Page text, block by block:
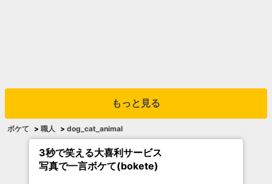
もっと見る
ボケて > 職人 > dog_cat_animal
3秒で笑える大喜利サービス
写真で一言ボケて(bokete)